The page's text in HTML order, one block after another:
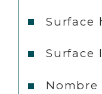
Surface
Surface
Nombre